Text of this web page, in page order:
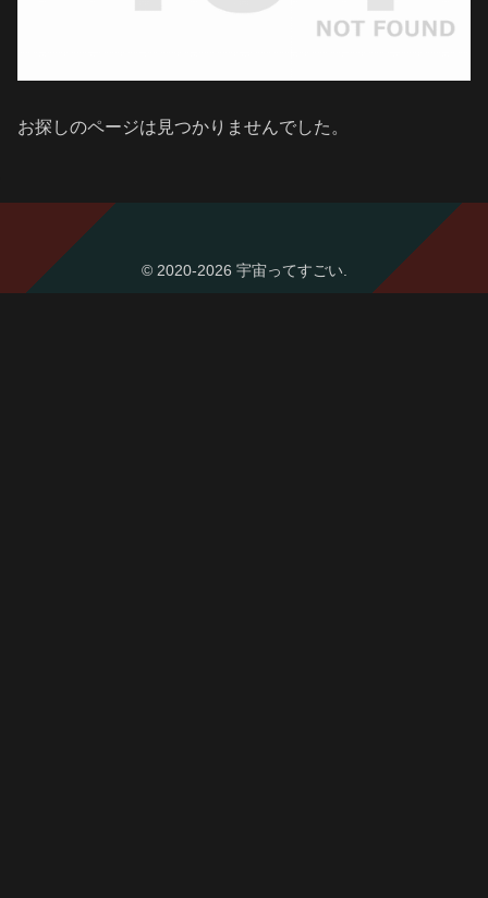
お探しのページは見つかりませんでした。
© 2020-2026 宇宙ってすごい.